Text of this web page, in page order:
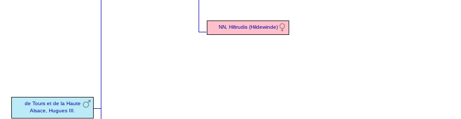
de Tours et de la Haute
Alsace, Hugues III.
NN, Hiltrudis (Hildewinde)